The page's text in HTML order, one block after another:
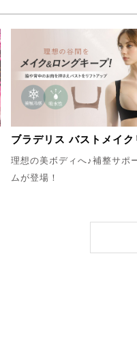
ブラデリス バストメイク
理想の美ボディへ♪補整サポ
ムが登場！